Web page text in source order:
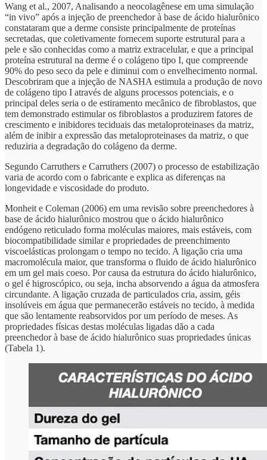
Wang et al., 2007, Analisando a neocolagênese em uma simulação
“in vivo” após a injeção de preenchedor à base de ácido hialurônico
constataram que a derme consiste principalmente de proteínas
secretadas, que coletivamente fornecem suporte estrutural para a
pele e são conhecidas como a matriz extracelular, e que a principal
proteína estrutural na derme é o colágeno tipo I, que compreende
90% do peso seco da pele e diminui com o envelhecimento normal.
Descobriram que a injeção de NASHA estimula a produção de novo
de colágeno tipo I através de alguns processos potenciais, e o
principal deles seria o de estiramento mecânico de fibroblastos, que
tem demonstrado estimular os fibroblastos a produzirem fatores de
crescimento e inibidores teciduais das metaloproteinases da matriz,
além de inibir a expressão das metaloproteinases da matriz, o que
reduziria a degradação do colágeno da derme.
Segundo Carruthers e Carruthers (2007) o processo de estabilização
varia de acordo com o fabricante e explica as diferenças na
longevidade e viscosidade do produto.
Monheit e Coleman (2006) em uma revisão sobre preenchedores à
base de ácido hialurônico mostrou que o ácido hialurônico
endógeno reticulado forma moléculas maiores, mais estáveis, com
biocompatibilidade similar e propriedades de preenchimento
viscoelásticas prolongam o tempo no tecido. A ligação cria uma
macromolécula maior, que transforma o fluido de ácido hialurônico
em um gel mais coeso. Por causa da estrutura do ácido hialurônico,
o gel é higroscópico, ou seja, incha absorvendo a água da atmosfera
circundante. A ligação cruzada de particulados cria, assim, géis
insolúveis em água que permanecerão estáveis no tecido, à medida
que são lentamente reabsorvidos por um período de meses. As
propriedades físicas destas moléculas ligadas dão a cada
preenchedor à base de ácido hialurônico suas propriedades únicas
(Tabela 1).